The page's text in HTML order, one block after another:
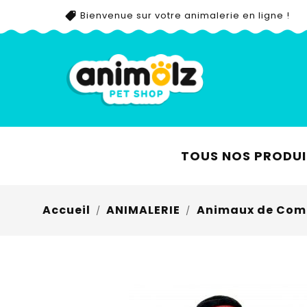
Bienvenue sur votre animalerie en ligne !
TOUS NOS
Accueil ANIMALERIE Animaux de